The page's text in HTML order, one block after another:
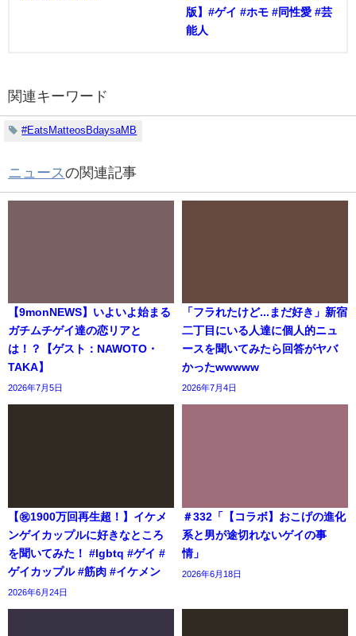
版】#ゲイ #ホモ #同性愛 #芸
能人
関連キーワード
#EatsMatteosBdaysaMB
ニュースの関連記事
【9monNEWS】いよいよ始まる
ガチムチゲイ達の恋リアと
は！？【ゲスト：NAWOTO・
TAKA】
2026年7月5日
「フラれたけど...まだ好き」新宿
二丁目にいる人達に個人的ニュ
ースを聞いてみたら回答がヤバ
かったwwwww
2026年7月4日
【㊗️1900万回再生超！】イケメ
ンゲイカップルに好きなところ
を聞いてみた！ #lgbtq #ゲイ #
ゲイカップル #筋肉 #イケメン
2026年6月24日
＃332「【コラボ】おこげの進化
系と男が途切れないゲイの事
情」
2026年6月18日